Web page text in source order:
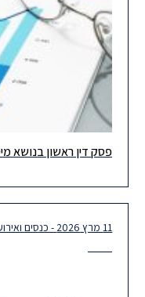
ביום
פסק דין ראשון בנושא
11 מרץ 2026 - כנסים ואירועים